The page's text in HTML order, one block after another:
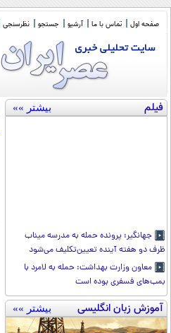
صفحه اول تماس با ما آرشیو جستجو نظرسنجی
فیلم بیشتر »»
جهانگیر: پرونده حمله به مدرسه میناب
ظرف دو هفته آینده تعیین‌تکلیف می‌شود
معاون وزارت بهداشت: حمله به لامرد با
بمب‌های فسفری بوده است
آموزش زبان انگلیسی بیشتر »»